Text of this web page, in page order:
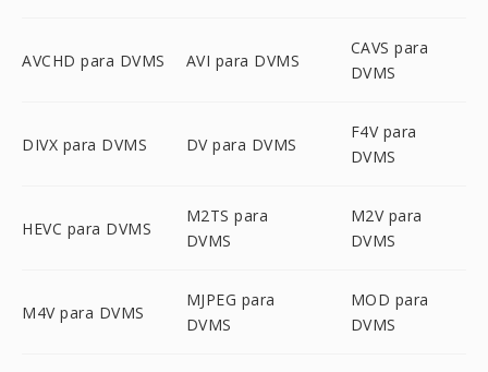
AVCHD para DVMS AVI para DVMS
CAVS para
DVMS
DIVX para DVMS DV para DVMS
F4V para
DVMS
HEVC para DVMS
M2TS para
DVMS
M2V para
DVMS
M4V para DVMS
MJPEG para
DVMS
MOD para
DVMS